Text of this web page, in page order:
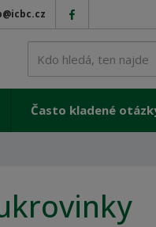
Často kladené